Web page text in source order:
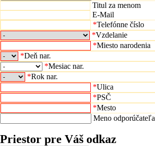
Titul za menom
E-Mail
*Telefónne číslo
*Vzdelanie
*Miesto narodenia
*Deň nar.
*Mesiac nar.
*Rok nar.
*Ulica
*PSČ
*Mesto
Meno odporúčateľa
Priestor pre Váš odkaz